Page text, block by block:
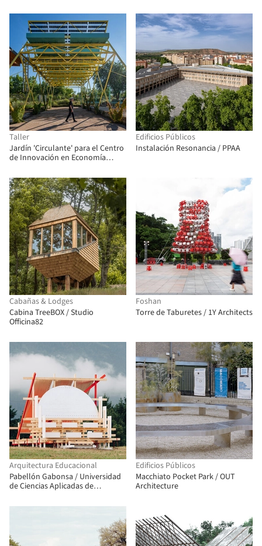
Taller
Jardín 'Circulante' para el Centro
de Innovación en Economía
Edificios Públicos
Instalación Resonancia / PPAA
Cabañas & Lodges
Cabina TreeBOX / Studio
Officina82
Foshan
Torre de Taburetes / 1Y Architects
Arquitectura Educacional
Pabellón Gabonsa / Universidad
de Ciencias Aplicadas de
Edificios Públicos
Macchiato Pocket Park / OUT
Architecture